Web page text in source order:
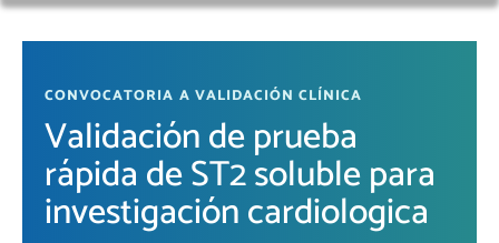
CONVOCATORIA A VALIDACIÓN CLÍNICA
Validación de prueba
rápida de ST2 soluble para
investigación cardiologica